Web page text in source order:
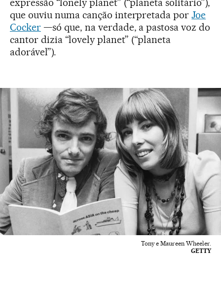
que ouviu numa canção interpretada porJoe
Cocker—só que, na verdade, a pastosa voz do
cantor dizia “lovely planet” (“planeta
adorável”).
Tony e Maureen Wheeler.
GETTY